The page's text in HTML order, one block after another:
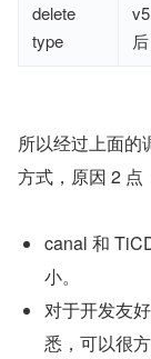
delete
type
所以经过上面的
方式，原因 2 点
canal 和
小。
对于开发友
悉，可以很